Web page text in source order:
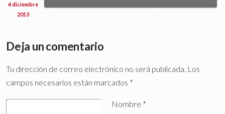
4 diciembre
2013
Deja un comentario
Tu dirección de correo electrónico no será publicada. Los
campos necesarios están marcados *
Nombre *